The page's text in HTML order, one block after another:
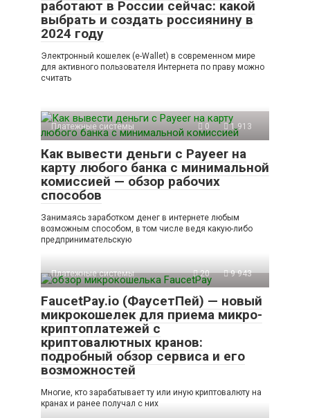
работают в России сейчас: какой
выбрать и создать россиянину в
2024 году
Электронный кошелек (e-Wallet) в современном мире
для активного пользователя Интернета по праву можно
считать
Платежные системы 0 1 913
Как вывести деньги с Payeer на
карту любого банка с минимальной
комиссией — обзор рабочих
способов
Занимаясь заработком денег в интернете любым
возможным способом, в том числе ведя какую-либо
предпринимательскую
Платежные системы 20 9 943
FaucetPay.io (ФаусетПей) — новый
микрокошелек для приема микро-
криптоплатежей с
криптовалютных кранов:
подробный обзор сервиса и его
возможностей
Многие, кто зарабатывает ту или иную криптовалюту на
кранах и ранее получал с них